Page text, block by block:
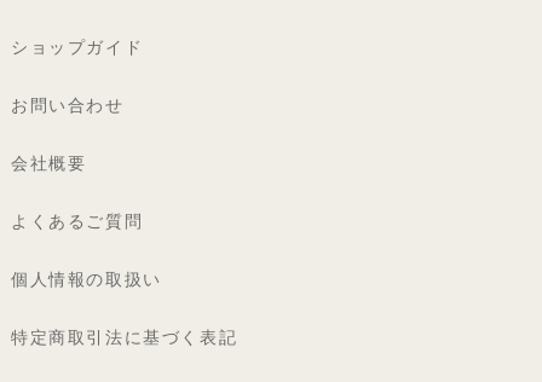
ショップガイド
お問い合わせ
会社概要
よくあるご質問
個人情報の取扱い
特定商取引法に基づく表記